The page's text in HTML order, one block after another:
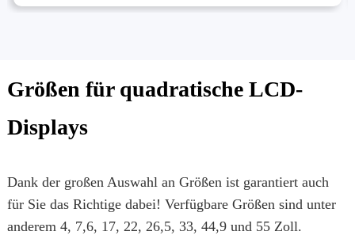
Größen für quadratische LCD-
Displays
Dank der großen Auswahl an Größen ist garantiert auch
für Sie das Richtige dabei! Verfügbare Größen sind unter
anderem 4, 7,6, 17, 22, 26,5, 33, 44,9 und 55 Zoll.